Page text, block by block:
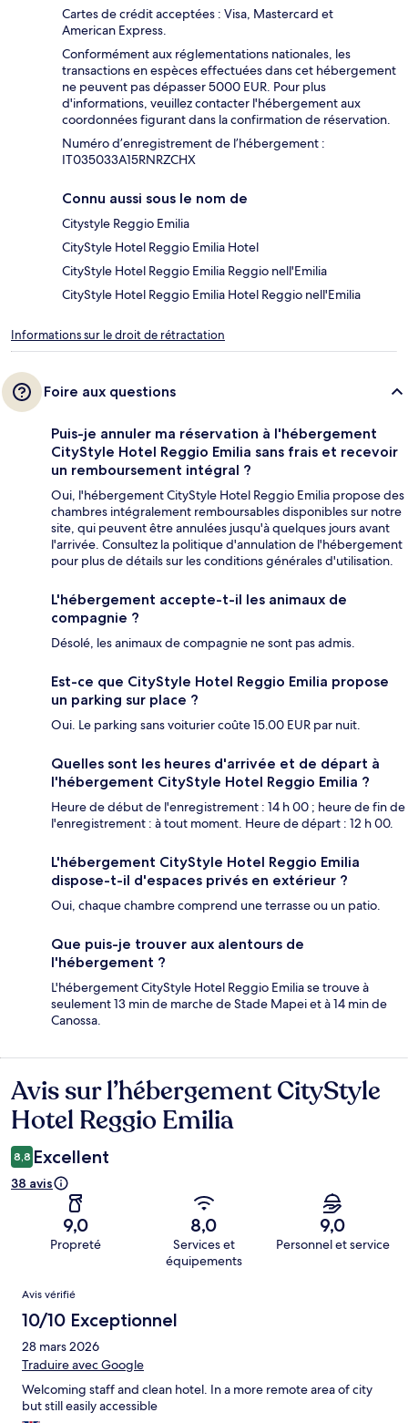
Cartes de crédit acceptées : Visa, Mastercard et
American Express.
Conformément aux réglementations nationales, les
transactions en espèces effectuées dans cet hébergement
ne peuvent pas dépasser 5000 EUR. Pour plus
d'informations, veuillez contacter l'hébergement aux
coordonnées figurant dans la confirmation de réservation.
Numéro d’enregistrement de l’hébergement :
IT035033A15RNRZCHX
Connu aussi sous le nom de
Citystyle Reggio Emilia
CityStyle Hotel Reggio Emilia Hotel
CityStyle Hotel Reggio Emilia Reggio nell'Emilia
CityStyle Hotel Reggio Emilia Hotel Reggio nell'Emilia
Informations sur le droit de rétractation
Foire aux questions
Puis-je annuler ma réservation à l'hébergement
CityStyle Hotel Reggio Emilia sans frais et recevoir
un remboursement intégral ?
Oui, l'hébergement CityStyle Hotel Reggio Emilia propose des
chambres intégralement remboursables disponibles sur notre
site, qui peuvent être annulées jusqu'à quelques jours avant
l'arrivée. Consultez la politique d'annulation de l'hébergement
pour plus de détails sur les conditions générales d'utilisation.
L'hébergement accepte-t-il les animaux de
compagnie ?
Désolé, les animaux de compagnie ne sont pas admis.
Est-ce que CityStyle Hotel Reggio Emilia propose
un parking sur place ?
Oui. Le parking sans voiturier coûte 15.00 EUR par nuit.
Quelles sont les heures d'arrivée et de départ à
l'hébergement CityStyle Hotel Reggio Emilia ?
Heure de début de l'enregistrement : 14 h 00 ; heure de fin de
l'enregistrement : à tout moment. Heure de départ : 12 h 00.
L'hébergement CityStyle Hotel Reggio Emilia
dispose-t-il d'espaces privés en extérieur ?
Oui, chaque chambre comprend une terrasse ou un patio.
Que puis-je trouver aux alentours de
l'hébergement ?
L'hébergement CityStyle Hotel Reggio Emilia se trouve à
seulement 13 min de marche de Stade Mapei et à 14 min de
Canossa.
Avis
Avis sur l’hébergement CityStyle
Hotel Reggio Emilia
8,8 Excellent
38 avis
9,0
Propreté
8,0
Services et
équipements
9,0
Personnel et service
Avis
Avis vérifié
10/10 Exceptionnel
28 mars 2026
Traduire avec Google
Welcoming staff and clean hotel. In a more remote area of city
but still easily accessible